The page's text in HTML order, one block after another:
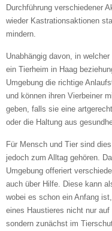
Art des Tiers *
Durchführung verschiedener
wieder Kastrationsaktionen
mindern.
Unabhängig davon, in
ein Tierheim in Haag
Umgebung die richtige
und können ihren Vierbeiner
geben, falls sie eine
oder die Haltung aus
Für Mensch und Tier sind
jedoch zum Alltag gehören.
Umgebung offeriert
auch über Hilfe. Diese kann
wobei es schon ein Anfang
eines Haustieres nicht nur auf
sondern zunächst im